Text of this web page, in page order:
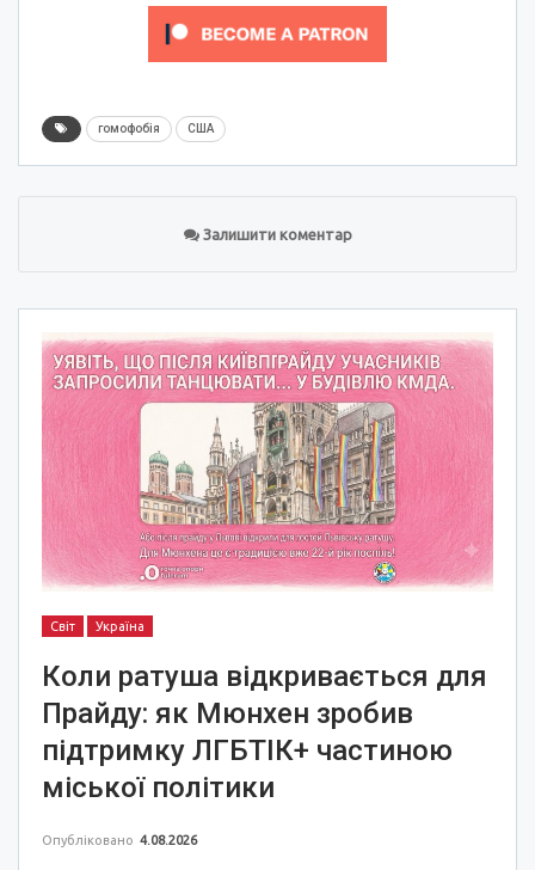
гомофобія США
Залишити коментар
Світ Україна
Коли ратуша відкривається для
Прайду: як Мюнхен зробив
підтримку ЛГБТІК+ частиною
міської політики
Опубліковано 4.08.2026